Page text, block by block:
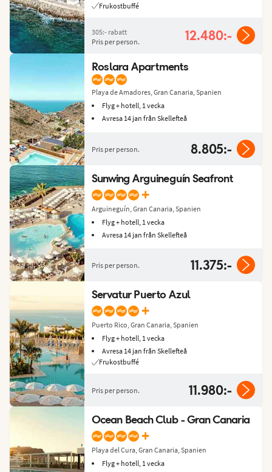
Frukostbuffé
305:- rabatt
Pris per person.
12.480:-
Roslara Apartments
Playa de Amadores, Gran Canaria, Spanien
Flyg + hotell, 1 vecka
Avresa 14 jan från Skellefteå
Pris per person. 8.805:-
Sunwing Arguineguín Seafront
+
Arguineguín, Gran Canaria, Spanien
Flyg + hotell, 1 vecka
Avresa 14 jan från Skellefteå
Pris per person. 11.375:-
Servatur Puerto Azul
+
Puerto Rico, Gran Canaria, Spanien
Flyg + hotell, 1 vecka
Avresa 14 jan från Skellefteå
Frukostbuffé
Pris per person. 11.980:-
Ocean Beach Club - Gran Canaria
+
Playa del Cura, Gran Canaria, Spanien
Flyg + hotell, 1 vecka